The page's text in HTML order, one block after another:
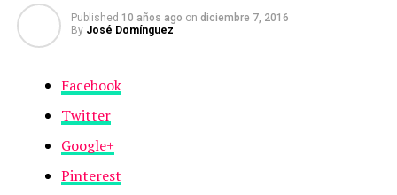
Published 10 años ago on diciembre 7, 2016
By José Domínguez
Facebook
Twitter
Google+
Pinterest